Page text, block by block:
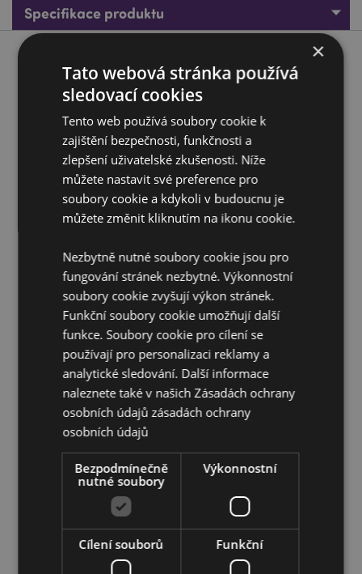
Specifikace produktu
Sběratelská smaltová brož - The Original Stormtrooper
Materiál:Kov a smalt
Není vhodné děti ve věku:
Bezpečnostní upozornění:Jehla na odznáčku je ostrá.
Není vhodné pro děti do 3 let kvůli malým částem. Toto
není hračka.
Pokud objednáváte pro doručení do USA,
nepokoušejte se tento produkt zakoupit, pokud tak
učiníte, bude produkt z vaší objednávky odstraněn.
Pokud potřebujete další informace, kontaktujte náš
tým zákaznických služeb.
Doplňující informace:
Chcete se dozvědět více o nákupu u Puckator?
Přečtěte si našeho průvodce nákupem pro zákazníky.
Vlastnosti produktu
Výška 3.5cm Šířka 3.5cm Hloubka 0.5cm
5055071783050
480
0.011000
×
Tato webová stránka používá
sledovací cookies
Tento web používá soubory cookie k
zajištění bezpečnosti, funkčnosti a
zlepšení uživatelské zkušenosti. Níže
můžete nastavit své preference pro
soubory cookie a kdykoli v budoucnu je
můžete změnit kliknutím na ikonu cookie.
Nezbytně nutné soubory cookie jsou pro
fungování stránek nezbytné. Výkonnostní
soubory cookie zvyšují výkon stránek.
Funkční soubory cookie umožňují další
funkce. Soubory cookie pro cílení se
používají pro personalizaci reklamy a
analytické sledování. Další informace
naleznete také v našich Zásadách ochrany
osobních údajůzásadách ochrany
osobních údajů
Bezpodmínečně
nutné soubory
Výkonnostní
Cílení souborů Funkční